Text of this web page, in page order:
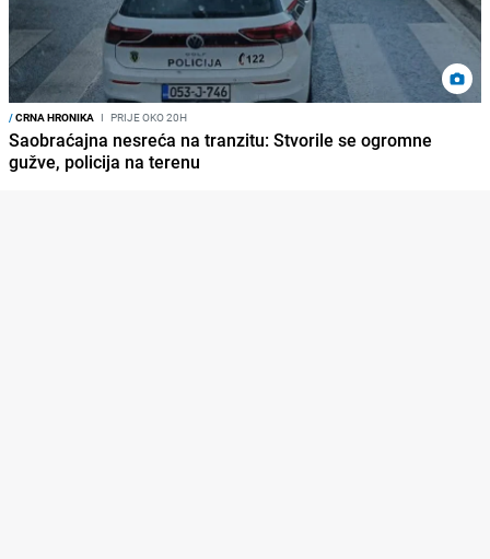
/CRNA HRONIKA I PRIJE OKO 20H
Saobraćajna nesreća na tranzitu: Stvorile se ogromne
gužve, policija na terenu